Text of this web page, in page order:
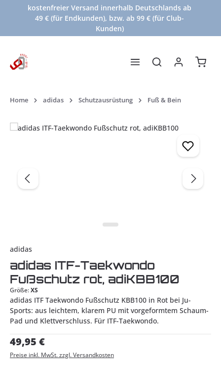
Zum Hauptinhalt springen
kostenfreier Versand innerhalb Deutschlands ab
49 € (für Endkunden), bzw. ab 99 € (für Club-
Kunden)
Home adidas Schutzausrüstung Fuß & Bein
Bildergalerie überspringen
adidas
adidas ITF-Taekwondo
Fußschutz rot, adiKBB100
Größe:XS
adidas ITF Taekwondo Fußschutz KBB100 in Rot bei Ju-
Sports: aus leichtem, klarem PU mit vorgeformtem Schaum-
Pad und Klettverschluss. Für ITF-Taekwondo.
Regulärer Preis:
49,95 €
Preise inkl. MwSt. zzgl. Versandkosten